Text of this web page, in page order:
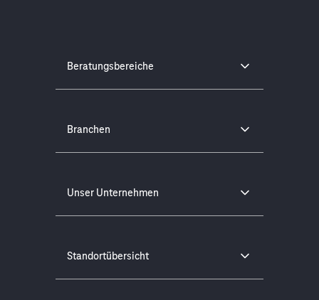
Beratungsbereiche
Branchen
Unser Unternehmen
Standortübersicht